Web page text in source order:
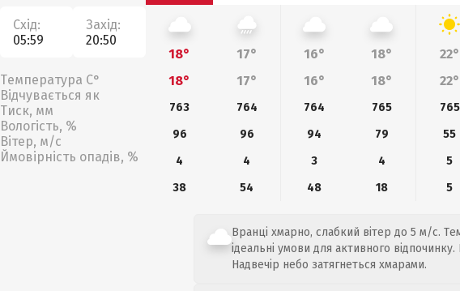
Схід:
05:59
Захід:
20:50
Температура С°
Відчувається як
Тиск, мм
Вологість, %
Вітер, м/с
Ймовірність опадів, %
18° 17° 16° 18° 22°
18°
17° 16° 18° 22°
763 764 764 765 765
96
96 94 79 55
4
4 3 4 5
38
54 48 18 5
Вранці хмарно, слабкий вітер до 5 м/с.
ідеальні умови для активного відпочинку.
Надвечір небо затягнеться хмарами.